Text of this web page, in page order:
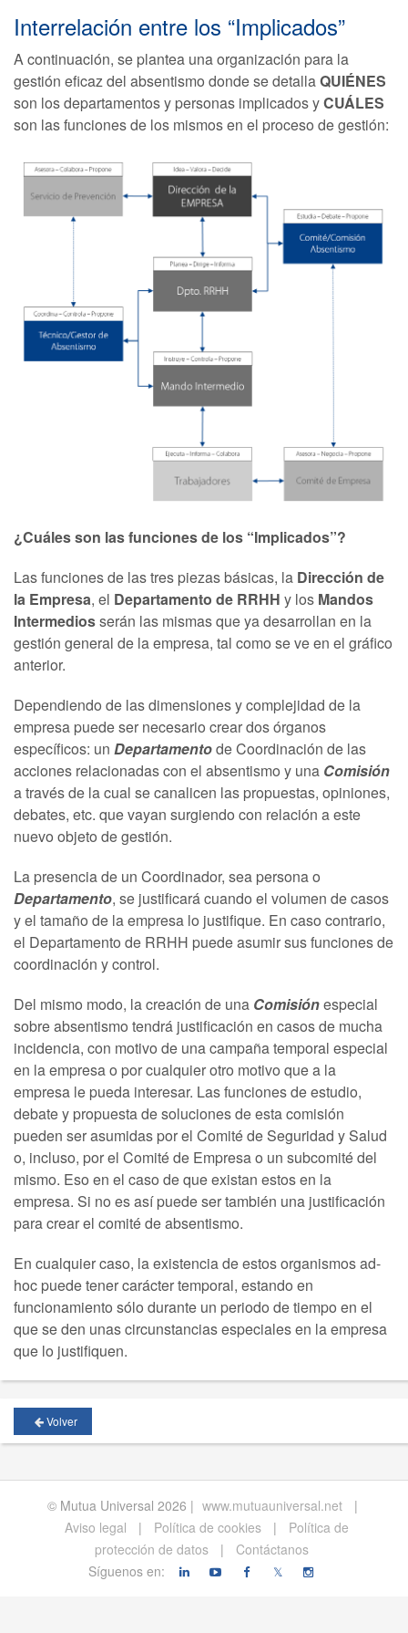
Interrelación entre los “Implicados”
A continuación, se plantea una organización para la
gestión eficaz del absentismo donde se detallaQUIÉNES
son los departamentos y personas implicados yCUÁLES
son las funciones de los mismos en el proceso de gestión:
¿Cuáles son las funciones de los “Implicados”?
Las funciones de las tres piezas básicas, la Dirección de
la Empresa, el Departamento de RRHH y los Mandos
Intermediosserán las mismas que ya desarrollan en la
gestión general de la empresa, tal como se ve en el gráfico
anterior.
Dependiendo de las dimensiones y complejidad de la
empresa puede ser necesario crear dos órganos
específicos: un Departamentode Coordinación de las
acciones relacionadas con el absentismo y una Comisión
a través de la cual se canalicen las propuestas, opiniones,
debates, etc. que vayan surgiendo con relación a este
nuevo objeto de gestión.
La presencia de un Coordinador, sea persona o
Departamento, se justificará cuando el volumen de casos
y el tamaño de la empresa lo justifique. En caso contrario,
el Departamento de RRHH puede asumir sus funciones de
coordinación y control.
Del mismo modo, la creación de una Comisiónespecial
sobre absentismo tendrá justificación en casos de mucha
incidencia, con motivo de una campaña temporal especial
en la empresa o por cualquier otro motivo que a la
empresa le pueda interesar. Las funciones de estudio,
debate y propuesta de soluciones de esta comisión
pueden ser asumidas por el Comité de Seguridad y Salud
o, incluso, por el Comité de Empresa o un subcomité del
mismo. Eso en el caso de que existan estos en la
empresa. Si no es así puede ser también una justificación
para crear el comité de absentismo.
En cualquier caso, la existencia de estos organismos ad-
hoc puede tener carácter temporal, estando en
funcionamiento sólo durante un periodo de tiempo en el
que se den unas circunstancias especiales en la empresa
que lo justifiquen.
Volver
© Mutua Universal 2026 | www.mutuauniversal.net
|
Aviso legal
| Política de cookies |
Política de
protección de datos
|
Contáctanos
Síguenos en:
𝕏